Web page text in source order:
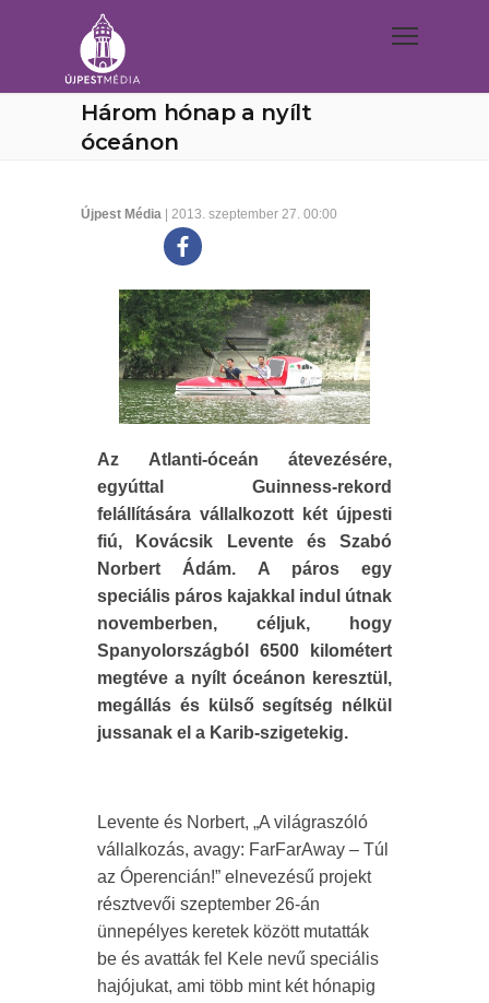
Három hónap a nyílt
óceánon
Újpest Média | 2013. szeptember 27. 00:00
Az Atlanti-óceán átevezésére,
egyúttal Guinness-rekord
felállítására vállalkozott két újpesti
fiú, Kovácsik Levente és Szabó
Norbert Ádám. A páros egy
speciális páros kajakkal indul útnak
novemberben, céljuk, hogy
Spanyolországból 6500 kilométert
megtéve a nyílt óceánon keresztül,
megállás és külső segítség nélkül
jussanak el a Karib-szigetekig.
Levente és Norbert, „A világraszóló
vállalkozás, avagy: FarFarAway – Túl
az Óperencián!” elnevezésű projekt
résztvevői szeptember 26-án
ünnepélyes keretek között mutatták
be és avatták fel Kele nevű speciális
hajójukat, ami több mint két hónapig